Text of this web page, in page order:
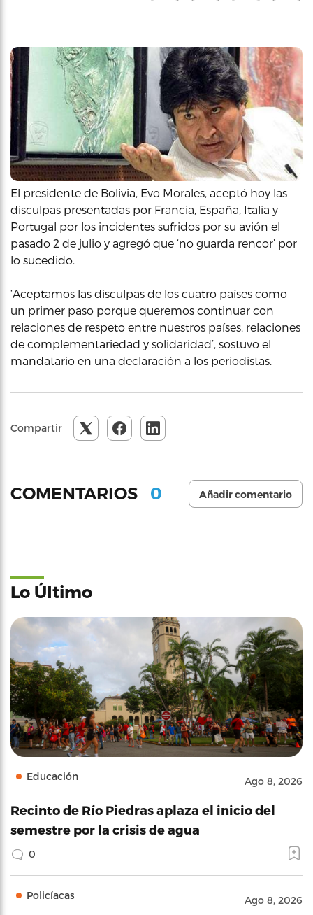
El presidente de Bolivia, Evo Morales, aceptó hoy las
disculpas presentadas por Francia, España, Italia y
Portugal por los incidentes sufridos por su avión el
pasado 2 de julio y agregó que ‘no guarda rencor’ por
lo sucedido.
‘Aceptamos las disculpas de los cuatro países como
un primer paso porque queremos continuar con
relaciones de respeto entre nuestros países, relaciones
de complementariedad y solidaridad’, sostuvo el
mandatario en una declaración a los periodistas.
Compartir
COMENTARIOS 0 Añadir comentario
Lo Último
Educación Ago 8, 2026
Recinto de Río Piedras aplaza el inicio del
semestre por la crisis de agua
0
Policíacas Ago 8, 2026